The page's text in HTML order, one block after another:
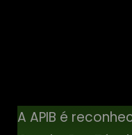
A APIB é